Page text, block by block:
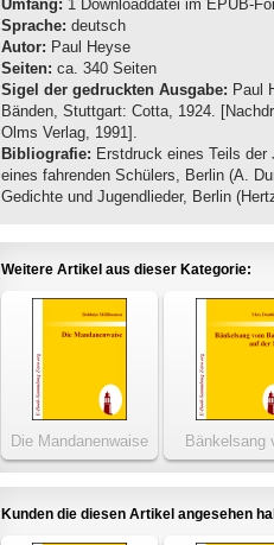
Umfang: 1 Downloaddatei im EPUB-
Sprache: deutsch
Autor: Paul Heyse
Seiten: ca. 340 Seiten
Sigel der gedruckten Ausgabe: Paul
Bänden, Stuttgart: Cotta, 1924.
Olms Verlag, 1991].
Bibliografie: Erstdruck eines Teils der
eines fahrenden Schülers, Berlin (A.
Gedichte und Jugendlieder, Berlin
Weitere Artikel aus dieser Kategorie:
Die Mandanenwaise
Bänkelsang
Balzer auf
Kunden die diesen Artikel angesehen